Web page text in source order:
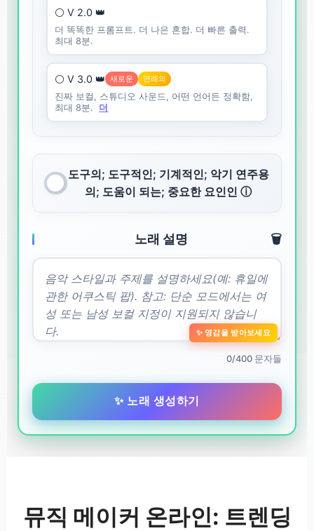
⚪ V 2.0 👑
더 똑똑한 프롬프트. 더 나은 혼합. 더 빠른 출력.
최대 8분.
⚪ V 3.0 👑 새로운 연례의
진짜 보컬, 스튜디오 사운드, 어떤 언어든 정확함,
최대 8분.
더
도구의; 도구적인; 기계적인; 악기 연주용
의; 도움이 되는; 중요한 요인인 ⓘ
노래 설명 🗑️
✨ 영감을 받아보세요
0/400 문자들
✨ 노래 생성하기
뮤직 메이커 온라인: 트렌딩